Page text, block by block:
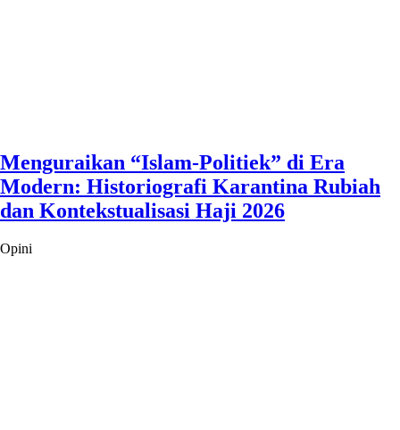
Menguraikan “Islam-Politiek” di Era
Modern: Historiografi Karantina Rubiah
dan Kontekstualisasi Haji 2026
Opini